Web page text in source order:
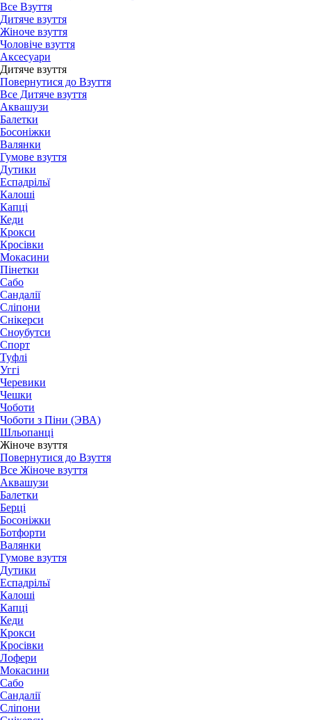
Все Взуття
Дитяче взуття
Жіноче взуття
Чоловіче взуття
Аксесуари
Дитяче взуття
Повернутися до Взуття
Все Дитяче взуття
Аквашузи
Балетки
Босоніжки
Валянки
Гумове взуття
Дутики
Еспадрільї
Калоші
Капці
Кеди
Крокси
Кросівки
Мокасини
Пінетки
Сабо
Сандалії
Сліпони
Снікерси
Сноубутси
Спорт
Туфлі
Уггі
Черевики
Чешки
Чоботи
Чоботи з Піни (ЭВА)
Шльопанці
Жіноче взуття
Повернутися до Взуття
Все Жіноче взуття
Аквашузи
Балетки
Берці
Босоніжки
Ботфорти
Валянки
Гумове взуття
Дутики
Еспадрільї
Калоші
Капці
Кеди
Крокси
Кросівки
Лофери
Мокасини
Сабо
Сандалії
Сліпони